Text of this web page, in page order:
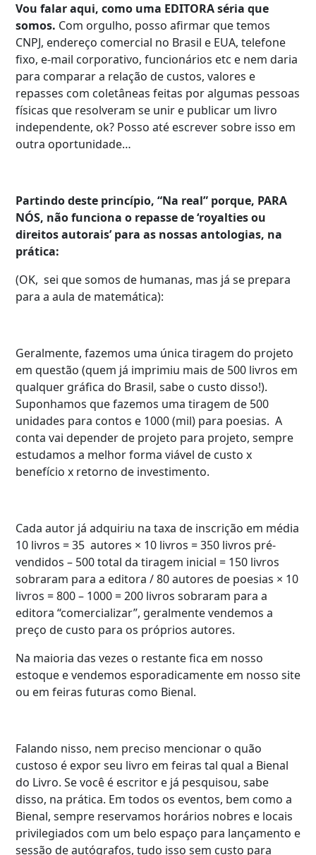
Vou falar aqui, como uma EDITORA séria que
somos. Com orgulho, posso afirmar que temos
CNPJ, endereço comercial no Brasil e EUA, telefone
fixo, e-mail corporativo, funcionários etc e nem daria
para comparar a relação de custos, valores e
repasses com coletâneas feitas por algumas pessoas
físicas que resolveram se unir e publicar um livro
independente, ok? Posso até escrever sobre isso em
outra oportunidade…
Partindo deste princípio, “Na real” porque, PARA
NÓS, não funciona o repasse de ‘royalties ou
direitos autorais’ para as nossas antologias, na
prática:
(OK, sei que somos de humanas, mas já se prepara
para a aula de matemática):
Geralmente, fazemos uma única tiragem do projeto
em questão (quem já imprimiu mais de 500 livros em
qualquer gráfica do Brasil, sabe o custo disso!).
Suponhamos que fazemos uma tiragem de 500
unidades para contos e 1000 (mil) para poesias. A
conta vai depender de projeto para projeto, sempre
estudamos a melhor forma viável de custo x
benefício x retorno de investimento.
Cada autor já adquiriu na taxa de inscrição em média
10 livros = 35 autores × 10 livros = 350 livros pré-
vendidos – 500 total da tiragem inicial = 150 livros
sobraram para a editora / 80 autores de poesias × 10
livros = 800 – 1000 = 200 livros sobraram para a
editora “comercializar”, geralmente vendemos a
preço de custo para os próprios autores.
Na maioria das vezes o restante fica em nosso
estoque e vendemos esporadicamente em nosso site
ou em feiras futuras como Bienal.
Falando nisso, nem preciso mencionar o quão
custoso é expor seu livro em feiras tal qual a Bienal
do Livro. Se você é escritor e já pesquisou, sabe
disso, na prática. Em todos os eventos, bem como a
Bienal, sempre reservamos horários nobres e locais
privilegiados com um belo espaço para lançamento e
sessão de autógrafos, tudo isso sem custo para